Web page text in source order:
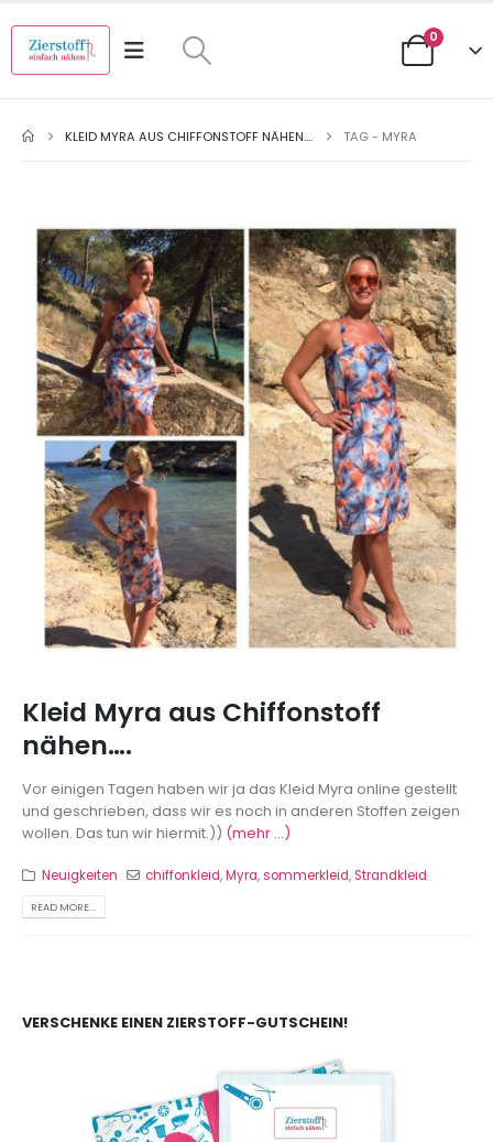
0
KLEID MYRA AUS CHIFFONSTOFF NÄHEN…. TAG - MYRA
Kleid Myra aus Chiffonstoff
nähen….
Vor einigen Tagen haben wir ja das Kleid Myra online gestellt
und geschrieben, dass wir es noch in anderen Stoffen zeigen
wollen. Das tun wir hiermit.)) (mehr …)
Neuigkeiten chiffonkleid,Myra,sommerkleid,Strandkleid
READ MORE...
VERSCHENKE EINEN ZIERSTOFF-GUTSCHEIN!